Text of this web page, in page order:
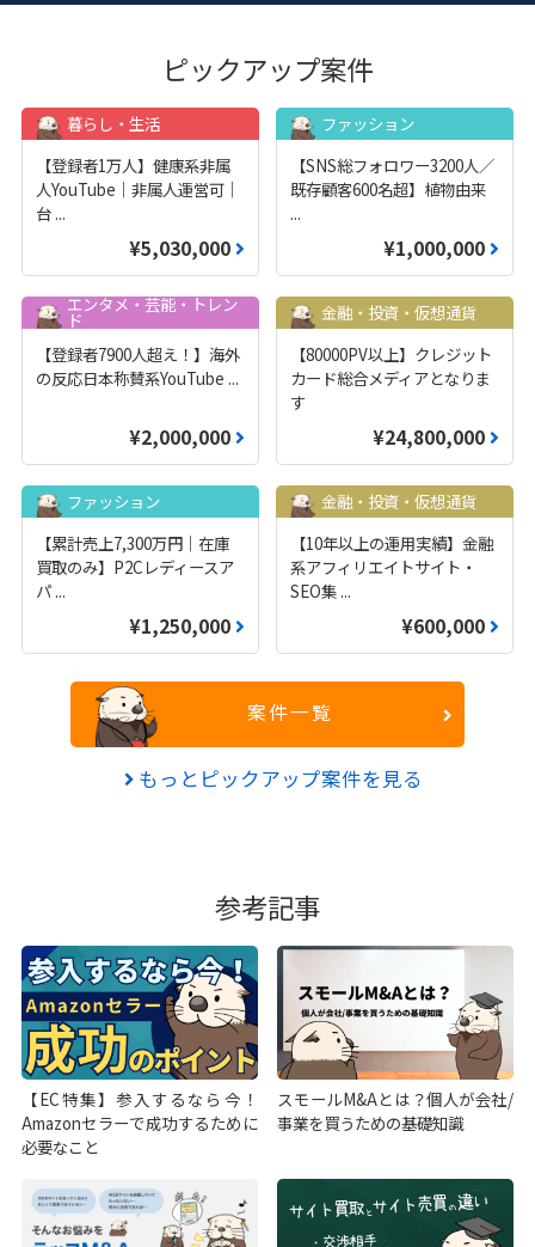
ピックアップ案件
暮らし・生活
【登録者1万人】健康系非属
人YouTube｜非属人運営可｜
台 ...
¥5,030,000
ファッション
【SNS総フォロワー3200人／
既存顧客600名超】植物由来
...
¥1,000,000
エンタメ・芸能・トレン
ド
【登録者7900人超え！】海外
の反応日本称賛系YouTube ...
¥2,000,000
金融・投資・仮想通貨
【80000PV以上】クレジット
カード総合メディアとなりま
す
¥24,800,000
ファッション
【累計売上7,300万円｜在庫
買取のみ】P2Cレディースア
パ ...
¥1,250,000
金融・投資・仮想通貨
【10年以上の運用実績】金融
系アフィリエイトサイト・
SEO集 ...
¥600,000
案件一覧
もっとピックアップ案件を見る
参考記事
【EC特集】参入するなら今！
Amazonセラーで成功するために
必要なこと
スモールM&Aとは？個人が会社/
事業を買うための基礎知識